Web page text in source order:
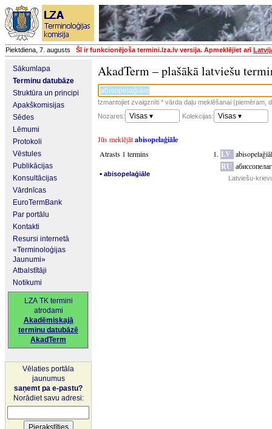
Piektdiena, 7. augusts Šī ir funkcionējoša termini.lza.lv versija. Apmeklējiet arī
Sākumlapa
Terminu datubāze
Struktūra un principi
Apakškomisijas
Sēdes
Lēmumi
Protokoli
Vēstules
Publikācijas
Konsultācijas
Vārdnīcas
EuroTermBank
Par portālu
Kontakti
Resursi internetā
«Terminoloģijas
Jaunumi»
Atbalstītāji
Notikumi
LZA TK termini
atrodami
Akadēmiskajā
terminu datubāzē
AkadTerm
Vēlaties portāla
jaunumus
saņemt pa e-pastu?
Norādiet savu adresi:
AkadTerm – plašākā latviešu
Izmantojiet zvaigznīti * vārda daļu meklēšanai (piemēram,
Nozares:
Visas ▾ Kolekcijas: Visas ▾
Jūs meklējātabisopelaģiāle
Atrasts 1 termins
▪ abisopelaģiāle
LV
RU
Latviešu-